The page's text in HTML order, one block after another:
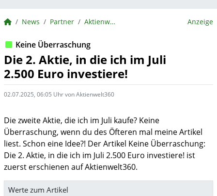
BörsenNEWS.de
News Partner Aktienwelt360 Anzeige
Keine Überraschung
Die 2. Aktie, in die ich im Juli
2.500 Euro investiere!
02.07.2025, 06:05 Uhr von Aktienwelt360
Die zweite Aktie, die ich im Juli kaufe? Keine
Überraschung, wenn du des Öfteren mal meine Artikel
liest. Schon eine Idee?! Der Artikel Keine Überraschung:
Die 2. Aktie, in die ich im Juli 2.500 Euro investiere! ist
zuerst erschienen auf Aktienwelt360.
Werte zum Artikel